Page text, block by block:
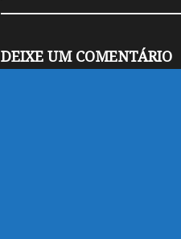
DEIXE UM COMENTÁRIO